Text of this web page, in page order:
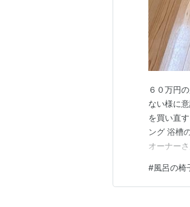
６０万円
ない様に
を買い直
ング 浴槽
オーナー
な品物を
#風呂の椅